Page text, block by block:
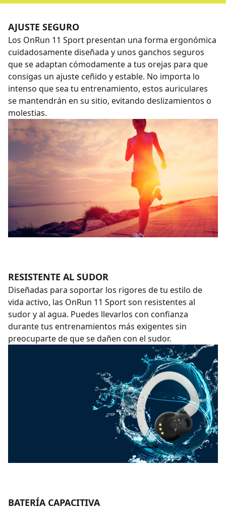
AJUSTE SEGURO
Los OnRun 11 Sport presentan una forma ergonómica
cuidadosamente diseñada y unos ganchos seguros
que se adaptan cómodamente a tus orejas para que
consigas un ajuste ceñido y estable. No importa lo
intenso que sea tu entrenamiento, estos auriculares
se mantendrán en su sitio, evitando deslizamientos o
molestias.
RESISTENTE AL SUDOR
Diseñadas para soportar los rigores de tu estilo de
vida activo, las OnRun 11 Sport son resistentes al
sudor y al agua. Puedes llevarlos con confianza
durante tus entrenamientos más exigentes sin
preocuparte de que se dañen con el sudor.
BATERÍA CAPACITIVA